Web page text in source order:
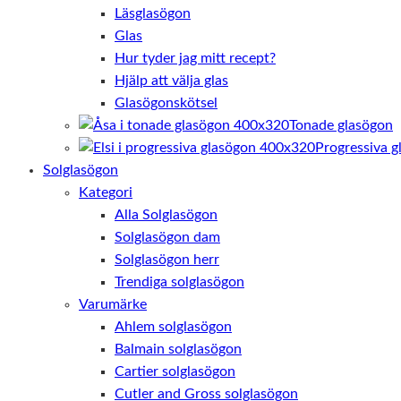
Läsglasögon
Glas
Hur tyder jag mitt recept?
Hjälp att välja glas
Glasögonskötsel
Tonade glasögon
Progressiva
Solglasögon
Kategori
Alla Solglasögon
Solglasögon dam
Solglasögon herr
Trendiga solglasögon
Varumärke
Ahlem solglasögon
Balmain solglasögon
Cartier solglasögon
Cutler and Gross solglasögon